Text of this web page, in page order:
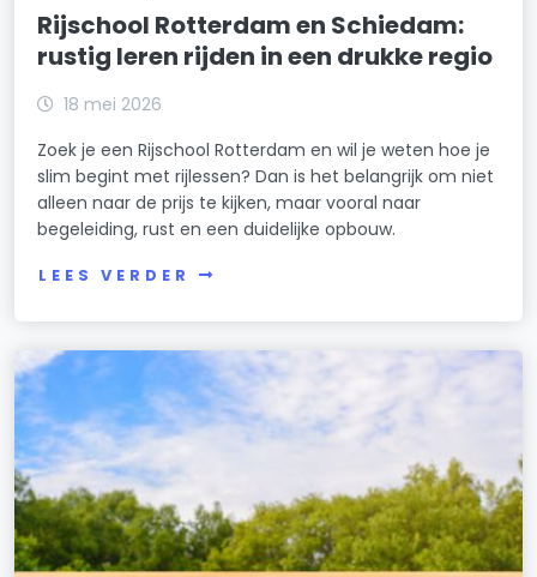
Rijschool Rotterdam en Schiedam:
rustig leren rijden in een drukke regio
18 mei 2026
Zoek je een Rijschool Rotterdam en wil je weten hoe je
slim begint met rijlessen? Dan is het belangrijk om niet
alleen naar de prijs te kijken, maar vooral naar
begeleiding, rust en een duidelijke opbouw.
LEES VERDER